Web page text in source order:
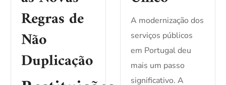
Regras de
Não
Duplicação
A modernização dos
serviços públicos
em Portugal deu
mais um passo
significativo. A